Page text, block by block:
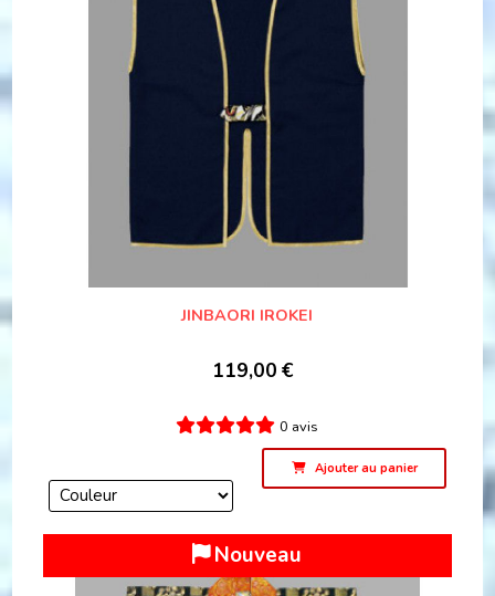
JINBAORI IROKEI
119,00 €
0 avis
Ajouter au panier
Nouveau